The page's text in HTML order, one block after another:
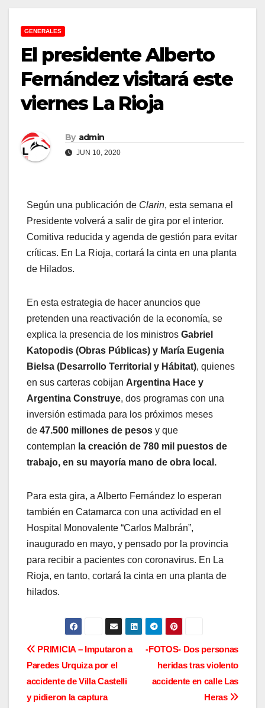
GENERALES
El presidente Alberto
Fernández visitará este
viernes La Rioja
By admin
JUN 10, 2020
Según una publicación de Clarin, esta semana el
Presidente volverá a salir de gira por el interior.
Comitiva reducida y agenda de gestión para evitar
críticas. En La Rioja, cortará la cinta en una planta
de Hilados.
En esta estrategia de hacer anuncios que
pretenden una reactivación de la economía, se
explica la presencia de los ministros Gabriel
Katopodis (Obras Públicas) y María Eugenia
Bielsa (Desarrollo Territorial y Hábitat), quienes
en sus carteras cobijan Argentina Hace y
Argentina Construye, dos programas con una
inversión estimada para los próximos meses
de 47.500 millones de pesos y que
contemplan la creación de 780 mil puestos de
trabajo, en su mayoría mano de obra local.
Para esta gira, a Alberto Fernández lo esperan
también en Catamarca con una actividad en el
Hospital Monovalente “Carlos Malbrán”,
inaugurado en mayo, y pensado por la provincia
para recibir a pacientes con coronavirus. En La
Rioja, en tanto, cortará la cinta en una planta de
hilados.
N
a
v
-FOTOS- Dos personas
heridas tras violento
accidente en calle Las
Heras
PRIMICIA – Imputaron a
Paredes Urquiza por el
accidente de Villa Castelli
y pidieron la captura